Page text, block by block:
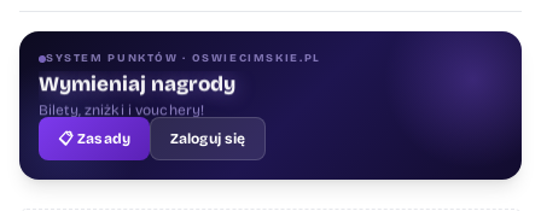
SYSTEM PUNKTÓW · OSWIECIMSKIE.PL
Wymieniaj nagrody
Bilety, zniżki i vouchery!
📋 Zasady
Zaloguj się